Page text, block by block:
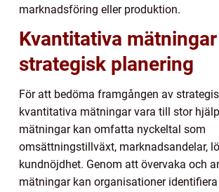
marknadsföring eller produktion.
Kvantitativa
strategisk planering
För att bedöma framgången av
kvantitativa mätningar vara till stor
mätningar kan omfatta nyckeltal som
omsättningstillväxt, marknadsandelar,
kundnöjdhet. Genom att övervaka och
mätningar kan organisationer